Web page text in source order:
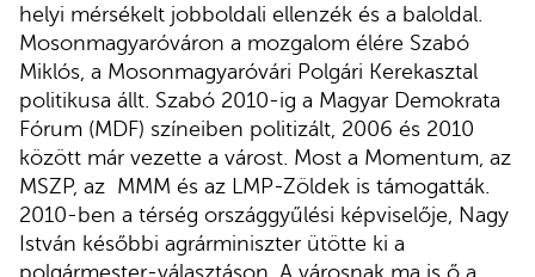
helyi mérsékelt jobboldali ellenzék és a baloldal.
Mosonmagyaróváron a mozgalom élére Szabó
Miklós, a Mosonmagyaróvári Polgári Kerekasztal
politikusa állt. Szabó 2010-ig a Magyar Demokrata
Fórum (MDF) színeiben politizált, 2006 és 2010
között már vezette a várost. Most a Momentum, az
MSZP, az MMM és az LMP-Zöldek is támogatták.
2010-ben a térség országgyűlési képviselője, Nagy
István későbbi agrárminiszter ütötte ki a
polgármester-választáson. A városnak ma is ő a